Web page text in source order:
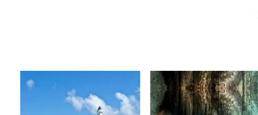
precios:
desde
$69.00
Rango
de
precios:
desde
$101.00